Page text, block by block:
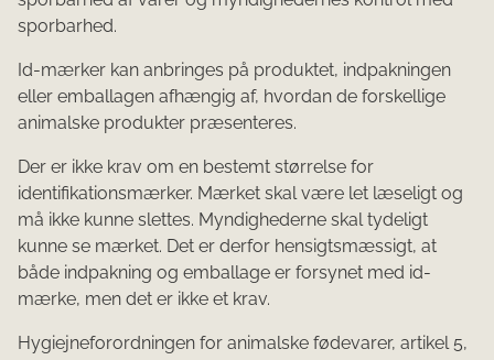
sporbarhed.
Id-mærker kan anbringes på produktet, indpakningen
eller emballagen afhængig af, hvordan de forskellige
animalske produkter præsenteres.
Der er ikke krav om en bestemt størrelse for
identifikationsmærker. Mærket skal være let læseligt og
må ikke kunne slettes. Myndighederne skal tydeligt
kunne se mærket. Det er derfor hensigtsmæssigt, at
både indpakning og emballage er forsynet med id-
mærke, men det er ikke et krav.
Hygiejneforordningen for animalske fødevarer, artikel 5,